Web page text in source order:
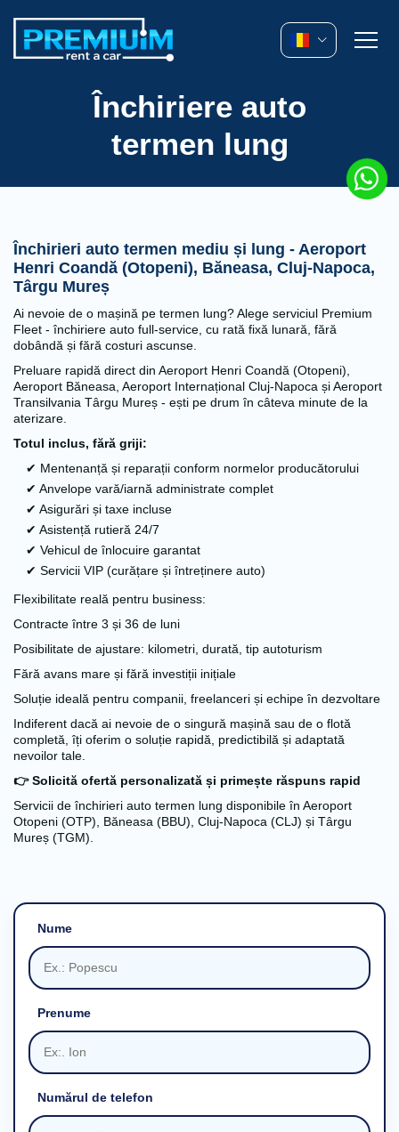
Închiriere auto
termen lung
Închirieri auto termen mediu și lung - Aeroport
Henri Coandă (Otopeni), Băneasa, Cluj-Napoca,
Târgu Mureș
Ai nevoie de o mașină pe termen lung? Alege serviciul Premium
Fleet - închiriere auto full-service, cu rată fixă lunară, fără
dobândă și fără costuri ascunse.
Preluare rapidă direct din Aeroport Henri Coandă (Otopeni),
Aeroport Băneasa, Aeroport Internațional Cluj-Napoca și Aeroport
Transilvania Târgu Mureș - ești pe drum în câteva minute de la
aterizare.
Totul inclus, fără griji:
✔ Mentenanță și reparații conform normelor producătorului
✔ Anvelope vară/iarnă administrate complet
✔ Asigurări și taxe incluse
✔ Asistență rutieră 24/7
✔ Vehicul de înlocuire garantat
✔ Servicii VIP (curățare și întreținere auto)
Flexibilitate reală pentru business:
Contracte între 3 și 36 de luni
Posibilitate de ajustare: kilometri, durată, tip autoturism
Fără avans mare și fără investiții inițiale
Soluție ideală pentru companii, freelanceri și echipe în dezvoltare
Indiferent dacă ai nevoie de o singură mașină sau de o flotă
completă, îți oferim o soluție rapidă, predictibilă și adaptată
nevoilor tale.
👉 Solicită ofertă personalizată și primește răspuns rapid
Servicii de închirieri auto termen lung disponibile în Aeroport
Otopeni (OTP), Băneasa (BBU), Cluj-Napoca (CLJ) și Târgu
Mureș (TGM).
Nume
Prenume
Numărul de telefon